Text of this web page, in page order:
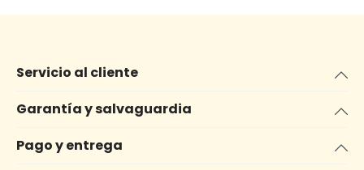
Servicio al cliente
Garantía y salvaguardia
Pago y entrega